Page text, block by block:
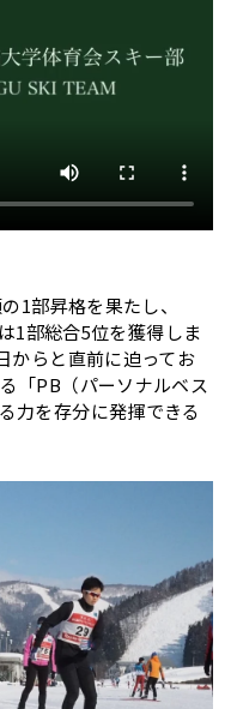
1部昇格を果たし、
1部総合5位を獲得しま
からと直前に迫ってお
「PB（パーソナルベス
力を存分に発揮できる